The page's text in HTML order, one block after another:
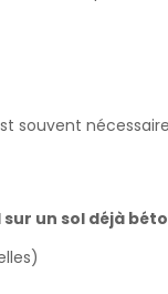
souvent
un sol déjà